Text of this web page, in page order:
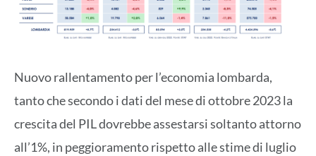
Nuovo rallentamento per l’economia lombarda,
tanto che secondo i dati del mese di ottobre 2023 la
crescita del PIL dovrebbe assestarsi soltanto attorno
all’1%, in peggioramento rispetto alle stime di luglio